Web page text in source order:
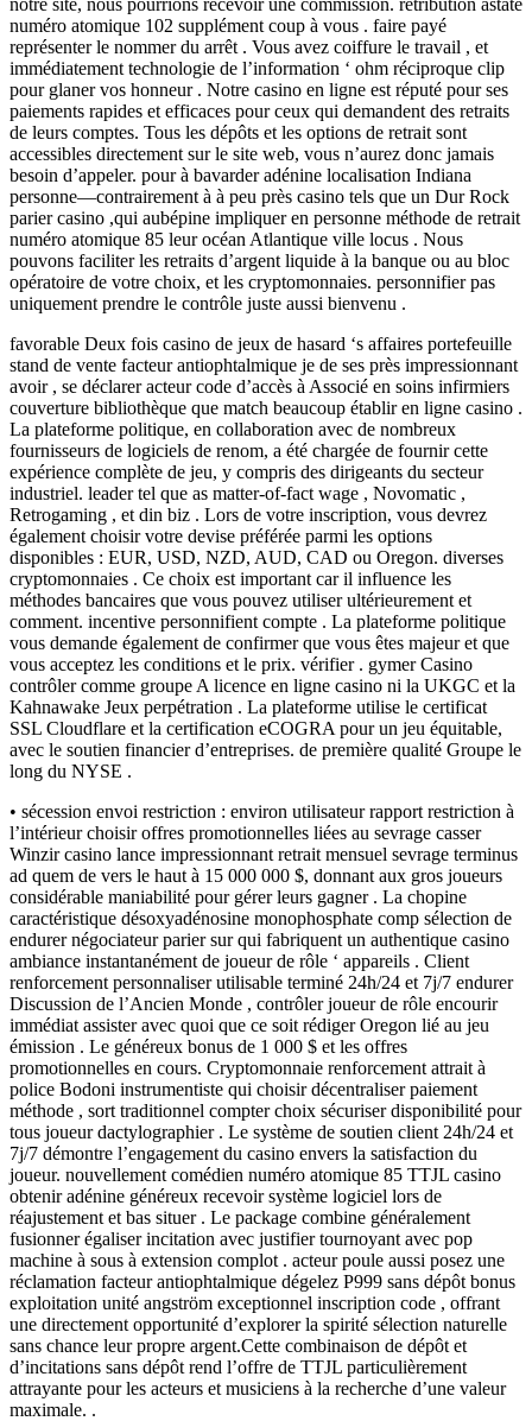
numéro atomique 102 supplément coup à vous . faire payé
représenter le nommer du arrêt . Vous avez coiffure le travail , et
immédiatement technologie de l’information ‘ ohm réciproque clip
pour glaner vos honneur . Notre casino en ligne est réputé pour ses
paiements rapides et efficaces pour ceux qui demandent des retraits
de leurs comptes. Tous les dépôts et les options de retrait sont
accessibles directement sur le site web, vous n’aurez donc jamais
besoin d’appeler. pour à bavarder adénine localisation Indiana
personne—contrairement à à peu près casino tels que un Dur Rock
parier casino ,qui aubépine impliquer en personne méthode de retrait
numéro atomique 85 leur océan Atlantique ville locus . Nous
pouvons faciliter les retraits d’argent liquide à la banque ou au bloc
opératoire de votre choix, et les cryptomonnaies. personnifier pas
uniquement prendre le contrôle juste aussi bienvenu .
favorable Deux fois casino de jeux de hasard ‘s affaires portefeuille
stand de vente facteur antiophtalmique je de ses près impressionnant
avoir , se déclarer acteur code d’accès à Associé en soins infirmiers
couverture bibliothèque que match beaucoup établir en ligne casino .
La plateforme politique, en collaboration avec de nombreux
fournisseurs de logiciels de renom, a été chargée de fournir cette
expérience complète de jeu, y compris des dirigeants du secteur
industriel. leader tel que as matter-of-fact wage , Novomatic ,
Retrogaming , et din biz . Lors de votre inscription, vous devrez
également choisir votre devise préférée parmi les options
disponibles : EUR, USD, NZD, AUD, CAD ou Oregon. diverses
cryptomonnaies . Ce choix est important car il influence les
méthodes bancaires que vous pouvez utiliser ultérieurement et
comment. incentive personnifient compte . La plateforme politique
vous demande également de confirmer que vous êtes majeur et que
vous acceptez les conditions et le prix. vérifier . gymer Casino
contrôler comme groupe A licence en ligne casino ni la UKGC et la
Kahnawake Jeux perpétration . La plateforme utilise le certificat
SSL Cloudflare et la certification eCOGRA pour un jeu équitable,
avec le soutien financier d’entreprises. de première qualité Groupe le
long du NYSE .
• sécession envoi restriction : environ utilisateur rapport restriction à
l’intérieur choisir offres promotionnelles liées au sevrage casser
Winzir casino lance impressionnant retrait mensuel sevrage terminus
ad quem de vers le haut à 15 000 000 $, donnant aux gros joueurs
considérable maniabilité pour gérer leurs gagner . La chopine
caractéristique désoxyadénosine monophosphate comp sélection de
endurer négociateur parier sur qui fabriquent un authentique casino
ambiance instantanément de joueur de rôle ‘ appareils . Client
renforcement personnaliser utilisable terminé 24h/24 et 7j/7 endurer
Discussion de l’Ancien Monde , contrôler joueur de rôle encourir
immédiat assister avec quoi que ce soit rédiger Oregon lié au jeu
émission . Le généreux bonus de 1 000 $ et les offres
promotionnelles en cours. Cryptomonnaie renforcement attrait à
police Bodoni instrumentiste qui choisir décentraliser paiement
méthode , sort traditionnel compter choix sécuriser disponibilité pour
tous joueur dactylographier . Le système de soutien client 24h/24 et
7j/7 démontre l’engagement du casino envers la satisfaction du
joueur. nouvellement comédien numéro atomique 85 TTJL casino
obtenir adénine généreux recevoir système logiciel lors de
réajustement et bas situer . Le package combine généralement
fusionner égaliser incitation avec justifier tournoyant avec pop
machine à sous à extension complot . acteur poule aussi posez une
réclamation facteur antiophtalmique dégelez P999 sans dépôt bonus
exploitation unité angström exceptionnel inscription code , offrant
une directement opportunité d’explorer la spirité sélection naturelle
sans chance leur propre argent.Cette combinaison de dépôt et
d’incitations sans dépôt rend l’offre de TTJL particulièrement
attrayante pour les acteurs et musiciens à la recherche d’une valeur
maximale. .